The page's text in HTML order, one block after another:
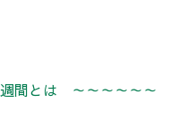
間とは ～～～～～～